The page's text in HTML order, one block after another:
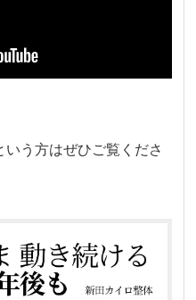
う方はぜひご覧くださ